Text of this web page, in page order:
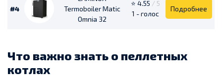
#4
Termoboiler Matic
Omnia 32
⭐ 4.55 / 5
1 - голос
Подробнее
Что важно знать о пеллетных
котлах